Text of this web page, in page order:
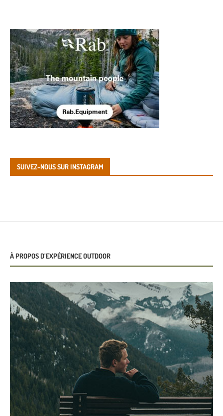
SUIVEZ-NOUS SUR INSTAGRAM
À PROPOS D’EXPÉRIENCE OUTDOOR